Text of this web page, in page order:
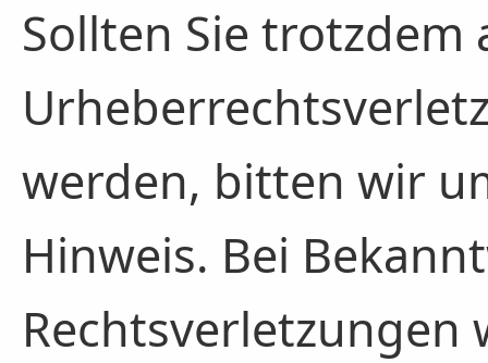
Sollten Sie trotzdem
werden, bitten wir
Hinweis. Bei